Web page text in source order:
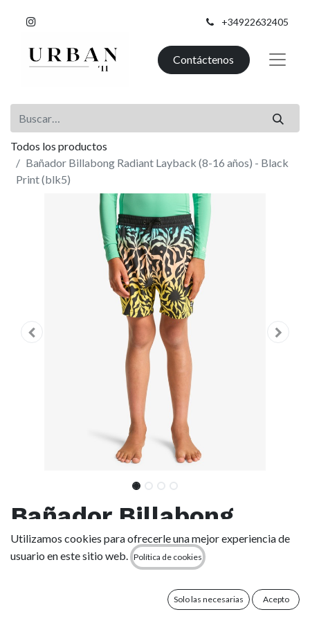
+34922632405
Contáctenos
Todos los productos
Bañador Billabong Radiant Layback (8-16 años) - Black
Print (blk5)
Bañador Billabong
Radiant Layback (8-16
años) - Black Print
Utilizamos cookies para ofrecerle una mejor experiencia de
usuario en este sitio web.
Política de cookies
Solo las necesarias Acepto